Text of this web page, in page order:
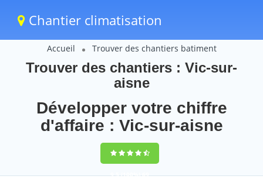
Chantier climatisation
Accueil Trouver des chantiers batiment
Trouver des chantiers : Vic-sur-
aisne
Développer votre chiffre
d'affaire : Vic-sur-aisne
9,5(100%)69